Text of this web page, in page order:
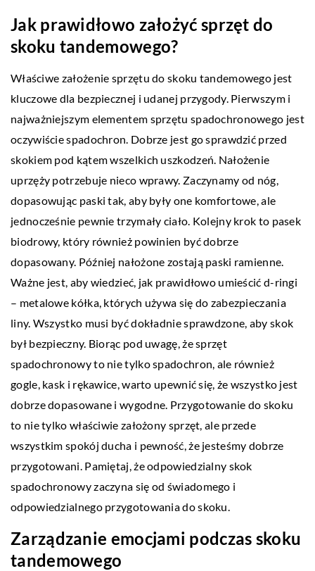
Jak prawidłowo założyć sprzęt do
skoku tandemowego?
Właściwe założenie sprzętu do skoku tandemowego jest
kluczowe dla bezpiecznej i udanej przygody. Pierwszym i
najważniejszym elementem sprzętu spadochronowego jest
oczywiście spadochron. Dobrze jest go sprawdzić przed
skokiem pod kątem wszelkich uszkodzeń. Nałożenie
uprzęży potrzebuje nieco wprawy. Zaczynamy od nóg,
dopasowując paski tak, aby były one komfortowe, ale
jednocześnie pewnie trzymały ciało. Kolejny krok to pasek
biodrowy, który również powinien być dobrze
dopasowany. Później nałożone zostają paski ramienne.
Ważne jest, aby wiedzieć, jak prawidłowo umieścić d-ringi
– metalowe kółka, których używa się do zabezpieczania
liny. Wszystko musi być dokładnie sprawdzone, aby skok
był bezpieczny. Biorąc pod uwagę, że sprzęt
spadochronowy to nie tylko spadochron, ale również
gogle, kask i rękawice, warto upewnić się, że wszystko jest
dobrze dopasowane i wygodne. Przygotowanie do skoku
to nie tylko właściwie założony sprzęt, ale przede
wszystkim spokój ducha i pewność, że jesteśmy dobrze
przygotowani. Pamiętaj, że odpowiedzialny skok
spadochronowy zaczyna się od świadomego i
odpowiedzialnego przygotowania do skoku.
Zarządzanie emocjami podczas skoku
tandemowego